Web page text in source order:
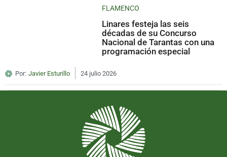
FLAMENCO
Linares festeja las seis
décadas de su Concurso
Nacional de Tarantas con una
programación especial
Por: Javier Esturillo 24 julio 2026